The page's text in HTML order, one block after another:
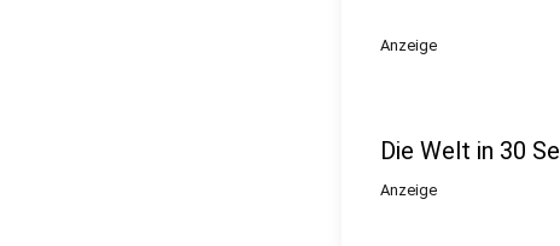
Anzeige
Die Welt in 30
Anzeige